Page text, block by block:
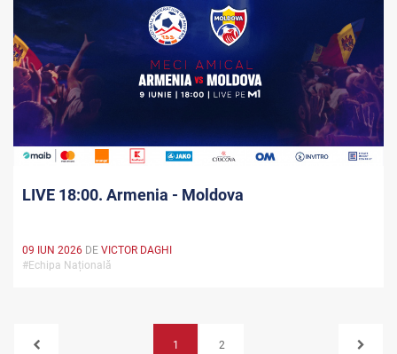
LIVE 18:00. Armenia - Moldova
09 IUN 2026 DE VICTOR DAGHI
#Echipa Națională
1 2